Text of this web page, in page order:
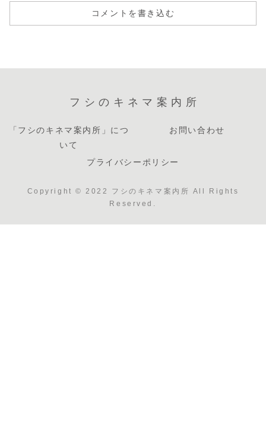
コメントを書き込む
フシのキネマ案内所
「フシのキネマ案内所」につ
いて
お問い合わせ
プライバシーポリシー
Copyright © 2022 フシのキネマ案内所 All Rights
Reserved.